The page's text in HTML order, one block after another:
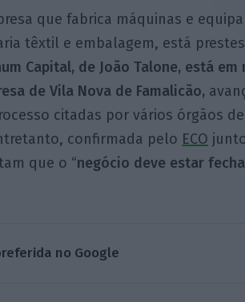
que fabrica máquinas e
têxtil e embalagem, está
Capital, de João Talone, está em
de Vila Nova de Famalicão,
citadas por vários órgãos
confirmada pelo ECO
que o “negócio deve estar
no Google